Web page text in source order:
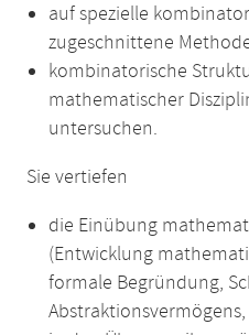
auf spezielle
zugeschnittene
kombinatorische
mathematischer
untersuchen.
Sie vertiefen
die Einübung
(Entwicklung
formale Begründung,